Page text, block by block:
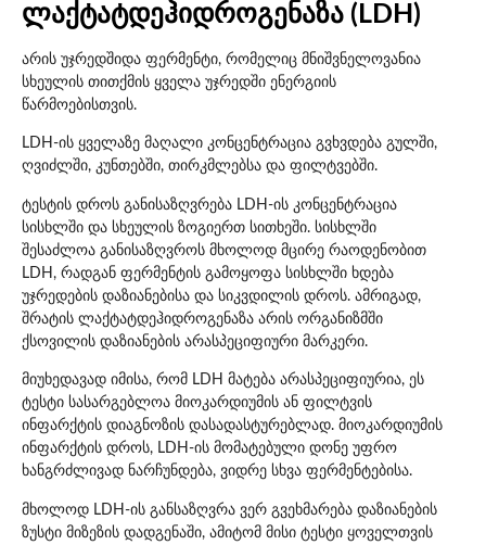
ლაქტატდეჰიდროგენაზა (LDH)
არის უჯრედშიდა ფერმენტი, რომელიც მნიშვნელოვანია
სხეულის თითქმის ყველა უჯრედში ენერგიის
წარმოებისთვის.
LDH-ის ყველაზე მაღალი კონცენტრაცია გვხვდება გულში,
ღვიძლში, კუნთებში, თირკმლებსა და ფილტვებში.
ტესტის დროს განისაზღვრება LDH-ის კონცენტრაცია
სისხლში და სხეულის ზოგიერთ სითხეში. სისხლში
შესაძლოა განისაზღვროს მხოლოდ მცირე რაოდენობით
LDH, რადგან ფერმენტის გამოყოფა სისხლში ხდება
უჯრედების დაზიანებისა და სიკვდილის დროს. ამრიგად,
შრატის ლაქტატდეჰიდროგენაზა არის ორგანიზმში
ქსოვილის დაზიანების არასპეციფიური მარკერი.
მიუხედავად იმისა, რომ LDH მატება არასპეციფიურია, ეს
ტესტი სასარგებლოა მიოკარდიუმის ან ფილტვის
ინფარქტის დიაგნოზის დასადასტურებლად. მიოკარდიუმის
ინფარქტის დროს, LDH-ის მომატებული დონე უფრო
ხანგრძლივად ნარჩუნდება, ვიდრე სხვა ფერმენტებისა.
მხოლოდ LDH-ის განსაზღვრა ვერ გვეხმარება დაზიანების
ზუსტი მიზეზის დადგენაში, ამიტომ მისი ტესტი ყოველთვის